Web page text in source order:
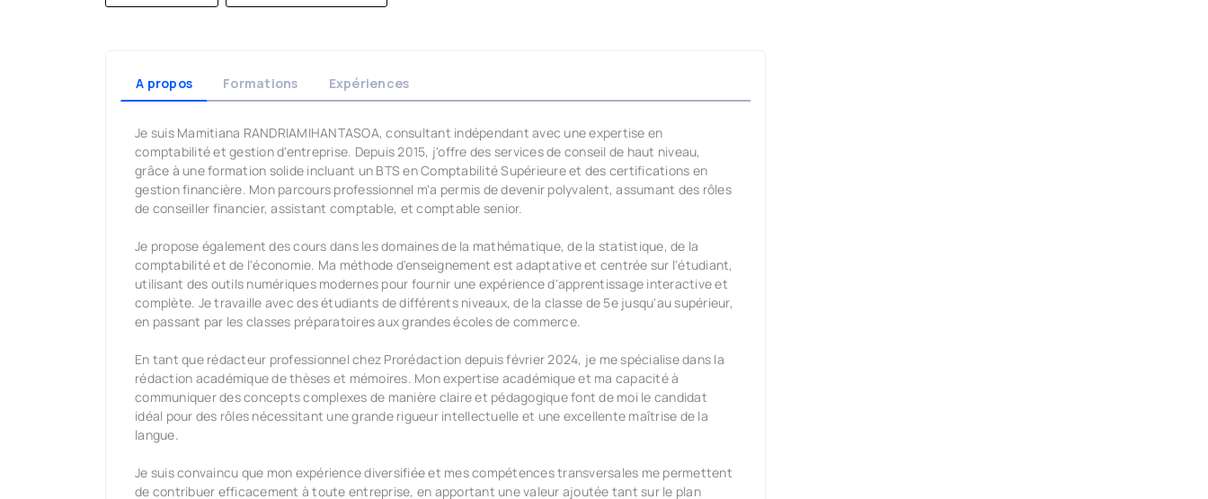
A propos Formations Expériences
Je suis Mamitiana RANDRIAMIHANTASOA, consultant indépendant avec une expertise en
comptabilité et gestion d'entreprise. Depuis 2015, j'offre des services de conseil de haut niveau,
grâce à une formation solide incluant un BTS en Comptabilité Supérieure et des certifications en
gestion financière. Mon parcours professionnel m'a permis de devenir polyvalent, assumant des rôles
de conseiller financier, assistant comptable, et comptable senior.
Je propose également des cours dans les domaines de la mathématique, de la statistique, de la
comptabilité et de l'économie. Ma méthode d'enseignement est adaptative et centrée sur l'étudiant,
utilisant des outils numériques modernes pour fournir une expérience d'apprentissage interactive et
complète. Je travaille avec des étudiants de différents niveaux, de la classe de 5e jusqu'au supérieur,
en passant par les classes préparatoires aux grandes écoles de commerce.
En tant que rédacteur professionnel chez Prorédaction depuis février 2024, je me spécialise dans la
rédaction académique de thèses et mémoires. Mon expertise académique et ma capacité à
communiquer des concepts complexes de manière claire et pédagogique font de moi le candidat
idéal pour des rôles nécessitant une grande rigueur intellectuelle et une excellente maîtrise de la
langue.
Je suis convaincu que mon expérience diversifiée et mes compétences transversales me permettent
de contribuer efficacement à toute entreprise, en apportant une valeur ajoutée tant sur le plan